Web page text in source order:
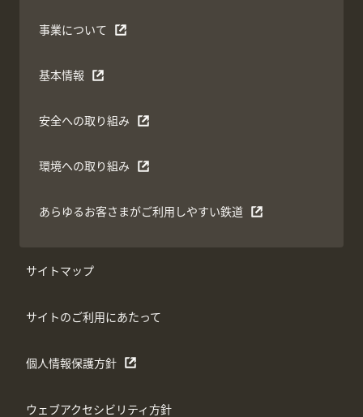
事業について
基本情報
安全への取り組み
環境への取り組み
あらゆるお客さまがご利用しやすい鉄道
サイトマップ
サイトのご利用にあたって
個人情報保護方針
ウェブアクセシビリティ方針